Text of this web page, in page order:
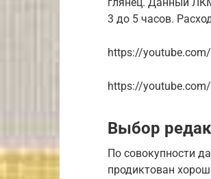
глянец. Данный
3 до 5 часов.
https://
https://
Выбор
По совокупности
продиктован